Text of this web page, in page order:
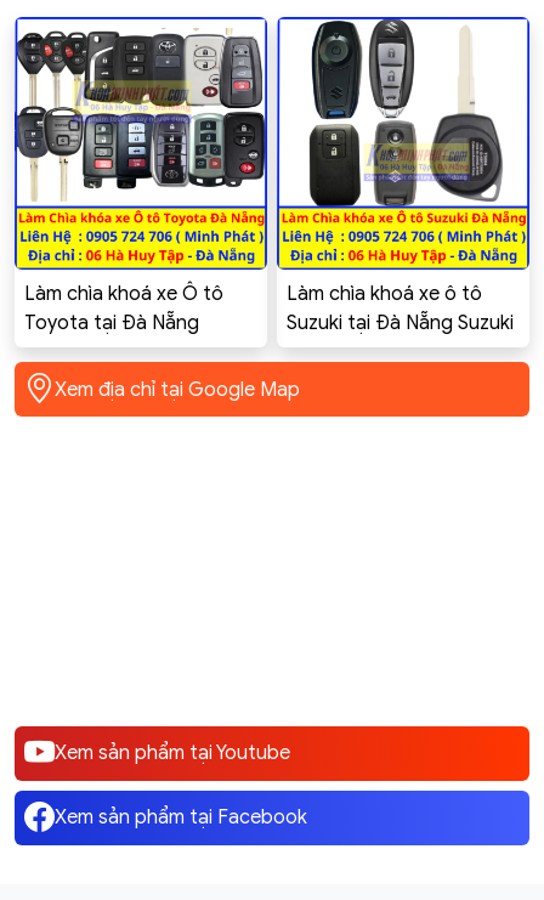
Làm chìa khoá xe Ô tô
Toyota tại Đà Nẵng
Toyota Innova, Altis,
Corolla Cross, Vios, Yaris,
Camry, Hilux, Fortuner,
Làm chìa khoá xe ô tô
Suzuki tại Đà Nẵng Suzuki
Swift Celerio Ciaz Ertiga
XL7 GSX-R150
Xem địa chỉ tại Google Map
Xem sản phẩm tại Youtube
Xem sản phẩm tại Facebook